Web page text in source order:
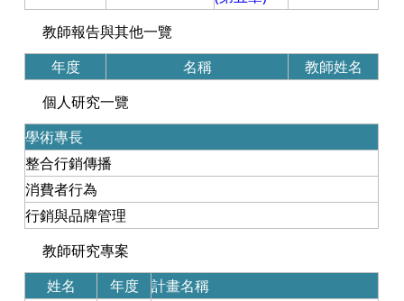
教師報告與其他一覽
年度
名稱
教師姓名
個人研究一覽
學術專長
整合行銷傳播
消費者行為
行銷與品牌管理
教師研究專案
姓名
年度 計畫名稱